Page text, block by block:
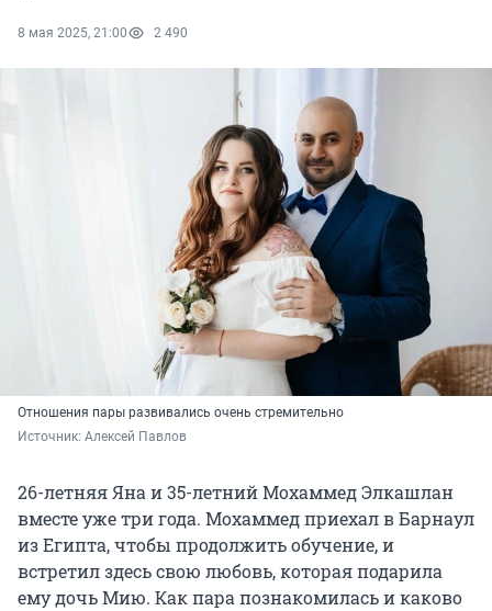
8 мая 2025, 21:00 2 490
Отношения пары развивались очень стремительно
Источник: Алексей Павлов
26-летняя Яна и 35-летний Мохаммед Элкашлан
вместе уже три года. Мохаммед приехал в Барнаул
из Египта, чтобы продолжить обучение, и
встретил здесь свою любовь, которая подарила
ему дочь Мию. Как пара познакомилась и каково